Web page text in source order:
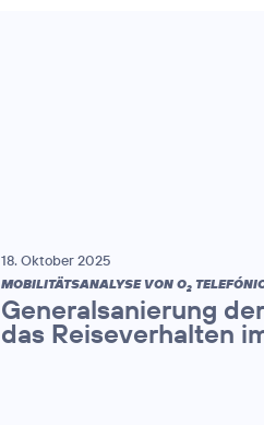
18. Oktober 2025
MOBILITÄTSANALYSE VON O2
Generalsanierung
das Reiseverhalten